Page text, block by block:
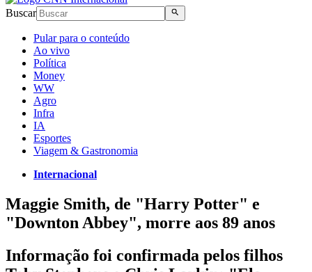
Buscar
Pular para o conteúdo
Ao vivo
Política
Money
WW
Agro
Infra
IA
Esportes
Viagem & Gastronomia
Internacional
Maggie Smith, de "Harry Potter" e
"Downton Abbey", morre aos 89 anos
Informação foi confirmada pelos filhos